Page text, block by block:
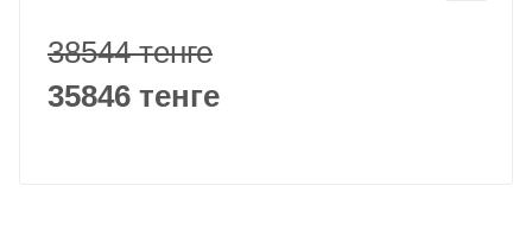
38544 тенге
35846 тенге